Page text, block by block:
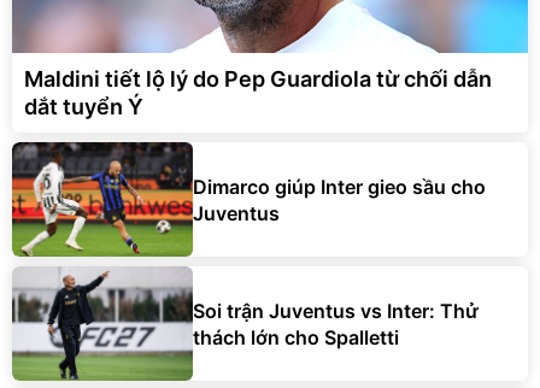
Maldini tiết lộ lý do Pep Guardiola từ chối dẫn
dắt tuyển Ý
Dimarco giúp Inter gieo sầu cho
Juventus
Soi trận Juventus vs Inter: Thử
thách lớn cho Spalletti